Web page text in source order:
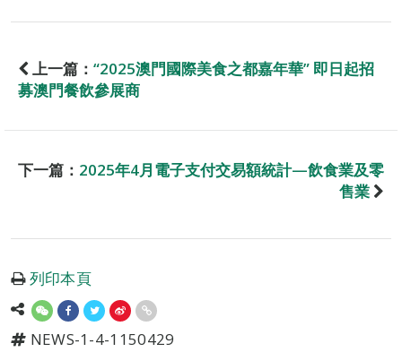
上一篇： “2025澳門國際美食之都嘉年華” 即日起招
募澳門餐飲參展商
下一篇： 2025年4月電子支付交易額統計—飲食業及零
售業
列印本頁
NEWS-1-4-1150429